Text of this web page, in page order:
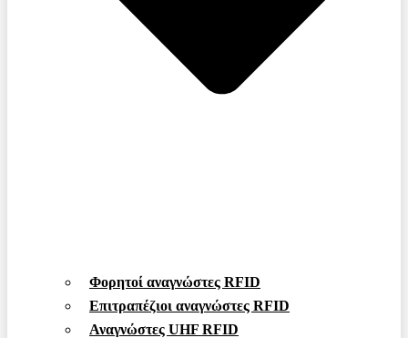
Φορητοί αναγνώστες RFID
Επιτραπέζιοι αναγνώστες RFID
Αναγνώστες UHF RFID